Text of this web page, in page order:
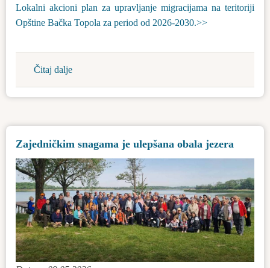
saobraćaja
na
opštine
za
godinu
Lokalni akcioni plan za upravljanje migracijama na teritoriji
Opštine Bačka Topola za period od 2026-2030.>>
Čitaj dalje
Javna
rasprava
Odluke
o
donošenju
Lokalnog
akcionog
plana
za
upravljanje
migracijama
Zajedničkim snagama je ulepšana obala jezera